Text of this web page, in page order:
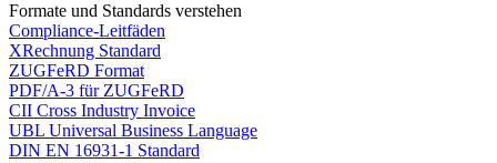
Formate und Standards verstehen
Compliance-Leitfäden
XRechnung Standard
ZUGFeRD Format
PDF/A-3 für ZUGFeRD
CII Cross Industry Invoice
UBL Universal Business Language
DIN EN 16931-1 Standard